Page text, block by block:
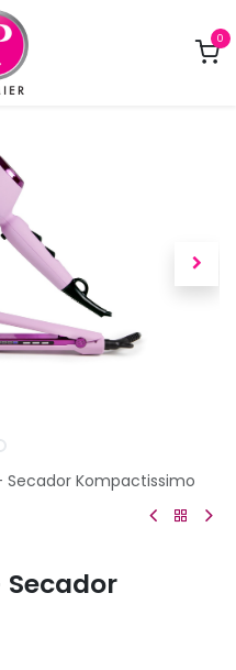
0
Secador Kompactissimo
Secador